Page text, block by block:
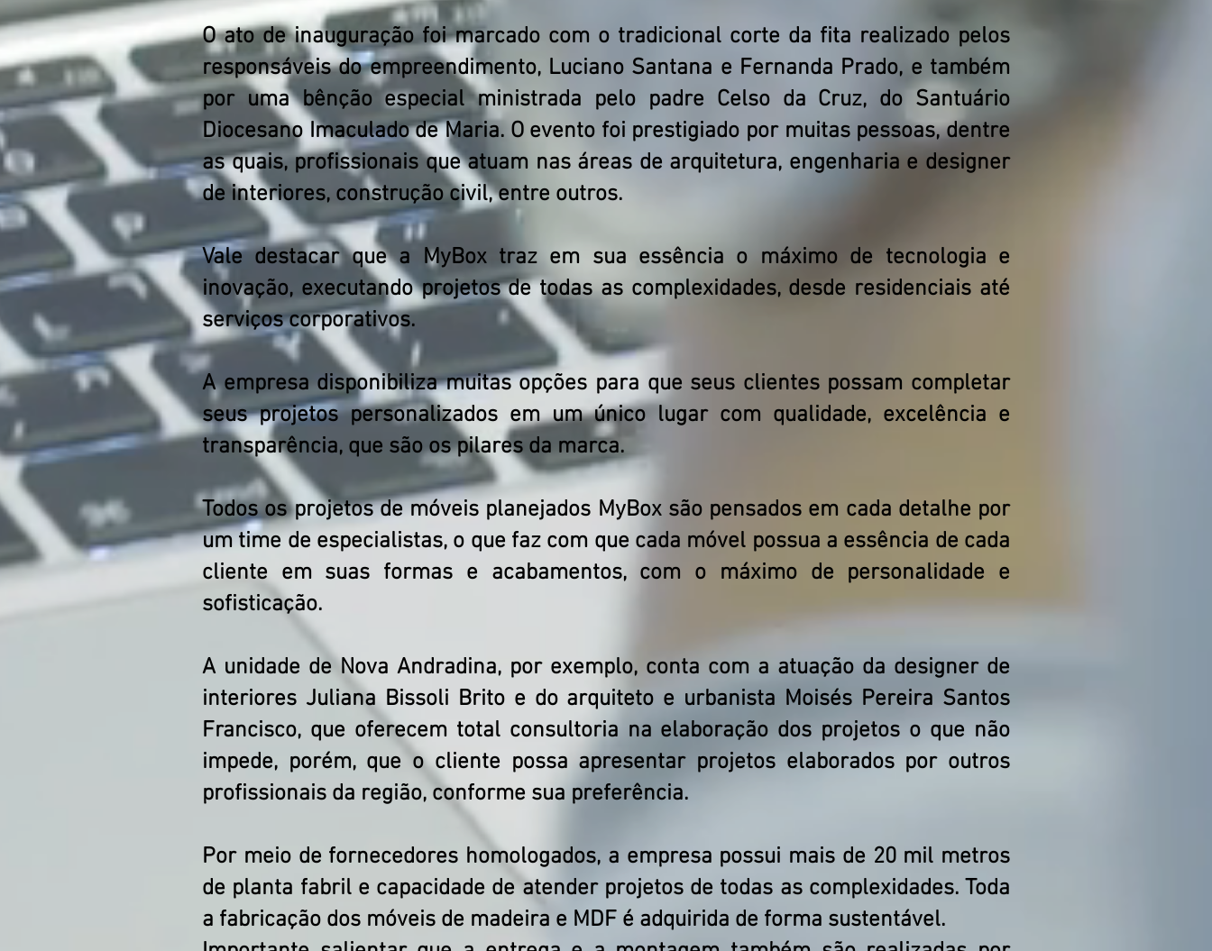
O ato de inauguração foi marcado com o tradicional corte da fita realizado pelos
responsáveis do empreendimento, Luciano Santana e Fernanda Prado, e também
por uma bênção especial ministrada pelo padre Celso da Cruz, do Santuário
Diocesano Imaculado de Maria. O evento foi prestigiado por muitas pessoas, dentre
as quais, profissionais que atuam nas áreas de arquitetura, engenharia e designer
de interiores, construção civil, entre outros.
Vale destacar que a MyBox traz em sua essência o máximo de tecnologia e
inovação, executando projetos de todas as complexidades, desde residenciais até
serviços corporativos.
A empresa disponibiliza muitas opções para que seus clientes possam completar
seus projetos personalizados em um único lugar com qualidade, excelência e
transparência, que são os pilares da marca.
Todos os projetos de móveis planejados MyBox são pensados em cada detalhe por
um time de especialistas, o que faz com que cada móvel possua a essência de cada
cliente em suas formas e acabamentos, com o máximo de personalidade e
sofisticação.
A unidade de Nova Andradina, por exemplo, conta com a atuação da designer de
interiores Juliana Bissoli Brito e do arquiteto e urbanista Moisés Pereira Santos
Francisco, que oferecem total consultoria na elaboração dos projetos o que não
impede, porém, que o cliente possa apresentar projetos elaborados por outros
profissionais da região, conforme sua preferência.
Por meio de fornecedores homologados, a empresa possui mais de 20 mil metros
de planta fabril e capacidade de atender projetos de todas as complexidades. Toda
a fabricação dos móveis de madeira e MDF é adquirida de forma sustentável.